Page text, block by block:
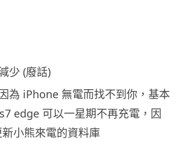
少 (廢話)
為 iPhone 無電而找不到你，基本
edge 可以一星期不再充電，因
小熊來電的資料庫